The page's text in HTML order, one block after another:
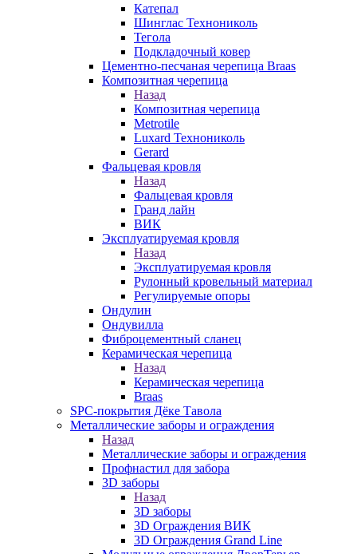
Катепал
Шинглас Технониколь
Тегола
Подкладочный ковер
Цементно-песчаная черепица Braas
Композитная черепица
Назад
Композитная черепица
Metrotile
Luxard Технониколь
Gerard
Фальцевая кровля
Назад
Фальцевая кровля
Гранд лайн
ВИК
Эксплуатируемая кровля
Назад
Эксплуатируемая кровля
Рулонный кровельный материал
Регулируемые опоры
Ондулин
Ондувилла
Фиброцементный сланец
Керамическая черепица
Назад
Керамическая черепица
Braas
SPC-покрытия Дёке Тавола
Металлические заборы и ограждения
Назад
Металлические заборы и ограждения
Профнастил для забора
3D заборы
Назад
3D заборы
3D Ограждения ВИК
3D Ограждения Grand Line